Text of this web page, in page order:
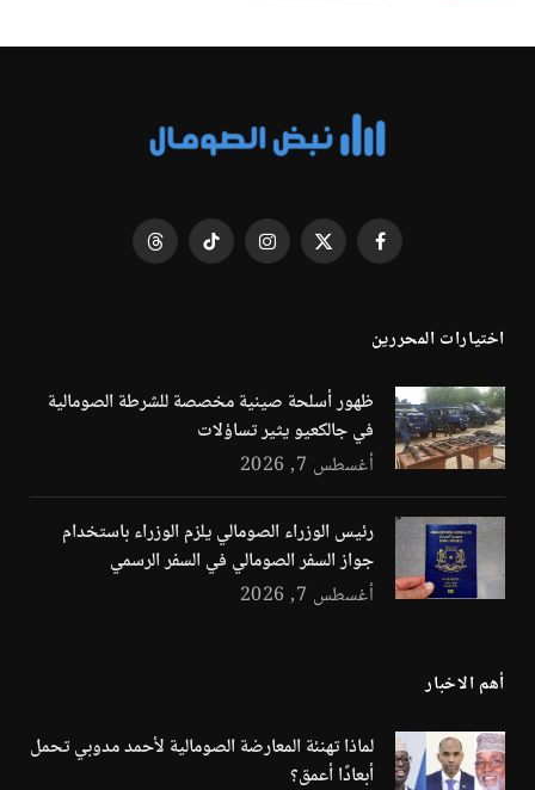
فيسبوك X
الانستغرامتيكتوك Threads
اختيارات المحررين
ظهور أسلحة صينية مخصصة للشرطة الصومالية
في جالكعيو يثير تساؤلات
أغسطس 7, 2026
رئيس الوزراء الصومالي يلزم الوزراء باستخدام
جواز السفر الصومالي في السفر الرسمي
أغسطس 7, 2026
أهم الاخبار
لماذا تهنئة المعارضة الصومالية لأحمد مدوبي تحمل
أبعادًا أعمق؟